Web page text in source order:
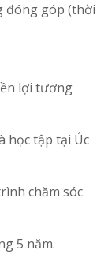
đóng góp (thời
lợi tương
học tập tại Úc
chăm sóc
5 năm.